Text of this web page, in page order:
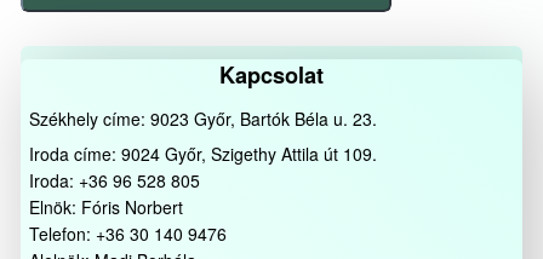
Kapcsolat
Székhely címe: 9023 Győr, Bartók Béla u. 23.
Iroda címe: 9024 Győr, Szigethy Attila út 109.
Iroda: +36 96 528 805
Elnök: Fóris Norbert
Telefon: +36 30 140 9476